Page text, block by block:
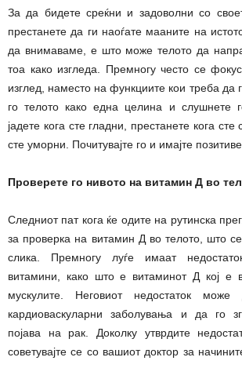
За да бидете среќни и задоволни со
престанете да ги наоѓате мааните на
да внимаваме, е што може телото да
тоа како изгледа. Премногу често се
изглед, наместо на функциите кои треба да
го телото како една целина и слушнете
јадете кога сте гладни, престанете кога
сте уморни. Почитувајте го и имајте
Проверете го нивото на витамин Д во
Следниот пат кога ќе одите на рутинска
за проверка на витамин Д во телото, што
слика. Премногу луѓе имаат
витамини, како што е витаминот Д кој е
мускулите. Неговиот недостаток
кардиоваскуларни заболувања и да го
појава на рак. Доколку утврдите
советувајте се со вашиот доктор за